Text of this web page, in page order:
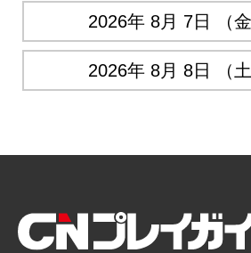
2026年 8月 7日 （
2026年 8月 8日 （